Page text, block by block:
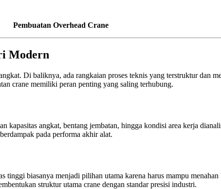
Pembuatan Overhead Crane
Modern
Di baliknya, ada rangkaian proses teknis yang terstruktur dan
crane memiliki peran penting yang saling terhubung.
angkat, bentang jembatan, hingga kondisi area kerja
pada performa akhir alat.
biasanya menjadi pilihan utama karena harus mampu
struktur utama crane dengan standar presisi industri.